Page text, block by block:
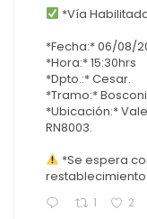
*Vía
*Fecha:* 06/08/
*Hora:* 15:30hrs
*Dpto.:* Cesar.
*Tramo:*
*Ubicación:*
RN8003.
*Se espera
1 2